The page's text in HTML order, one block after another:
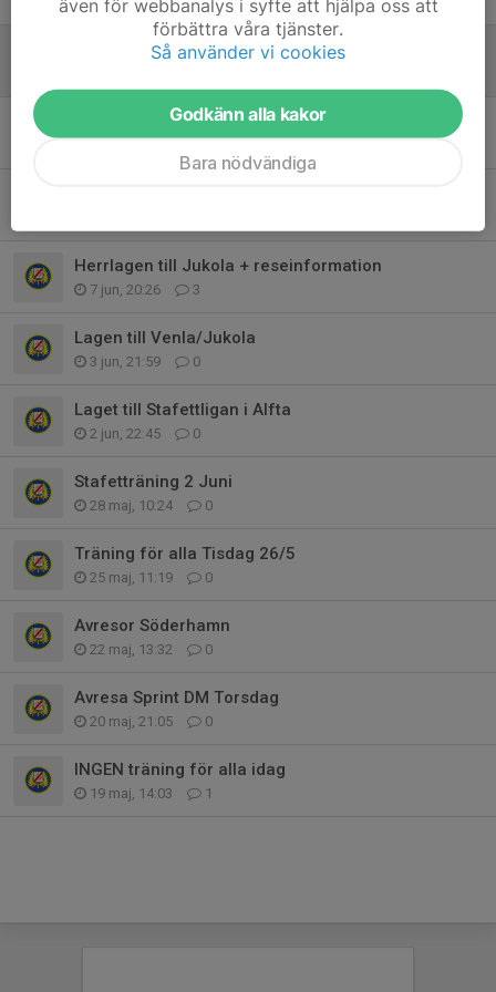
Information om Jukolaresan
Efteranmälningsavgifter för direktanmälan
Herrlagen till Jukola + reseinformation
7 jun, 20:26 3
Lagen till Venla/Jukola
3 jun, 21:59 0
Laget till Stafettligan i Alfta
2 jun, 22:45 0
Stafetträning 2 Juni
28 maj, 10:24 0
Träning för alla Tisdag 26/5
25 maj, 11:19 0
Avresor Söderhamn
22 maj, 13:32 0
Avresa Sprint DM Torsdag
20 maj, 21:05 0
INGEN träning för alla idag
19 maj, 14:03 1
även för webbanalys i syfte att hjälpa oss att
förbättra våra tjänster.
Så använder vi cookies
Godkänn alla kakor
Bara nödvändiga